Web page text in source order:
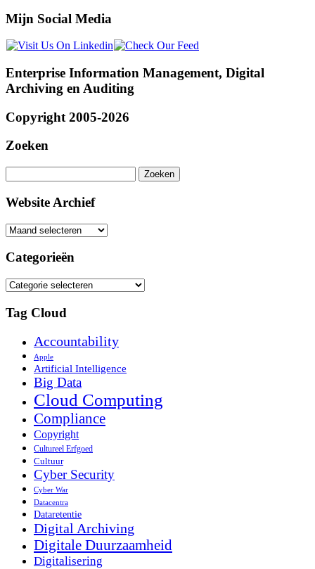
Mijn Social Media
Enterprise Information Management, Digital
Archiving en Auditing
Copyright 2005-2026
Zoeken
naar:
Website Archief
Website
Categorieën
Categorieën
Tag Cloud
Accountability
Apple
Artificial Intelligence
Big Data
Cloud Computing
Compliance
Copyright
Cultureel Erfgoed
Cultuur
Cyber Security
Cyber War
Datacentra
Dataretentie
Digital Archiving
Digitale Duurzaamheid
Digitalisering